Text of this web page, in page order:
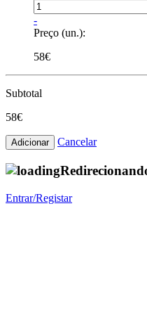
-
Preço (un.):
58€
Subtotal
58€
Cancelar
Entrar/Registar